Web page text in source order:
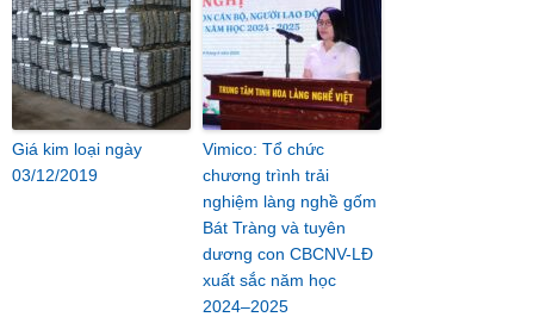
Giá kim loại ngày
03/12/2019
Vimico: Tổ chức
chương trình trải
nghiệm làng nghề gốm
Bát Tràng và tuyên
dương con CBCNV-LĐ
xuất sắc năm học
2024–2025